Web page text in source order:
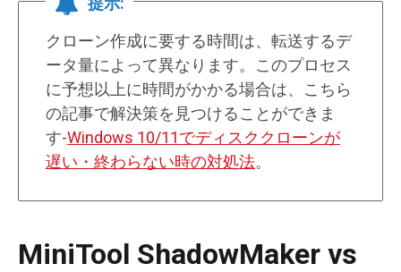
クローン作成に要する時間は、転送するデ
ータ量によって異なります。このプロセス
に予想以上に時間がかかる場合は、こちら
の記事で解決策を見つけることができま
す-Windows 10/11でディスククローンが
遅い・終わらない時の対処法。
MiniTool ShadowMaker vs